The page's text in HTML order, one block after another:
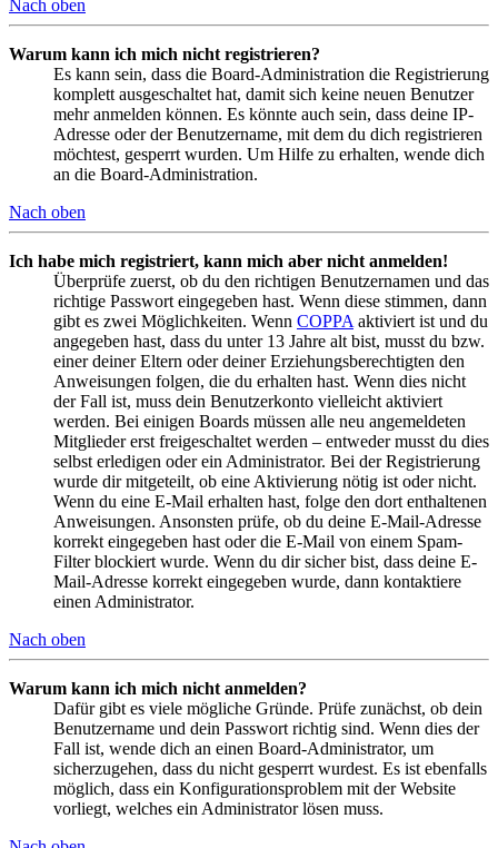
Nach oben
Warum kann ich mich nicht registrieren?
Es kann sein, dass die Board-Administration die Registrierung
komplett ausgeschaltet hat, damit sich keine neuen Benutzer
mehr anmelden können. Es könnte auch sein, dass deine IP-
Adresse oder der Benutzername, mit dem du dich registrieren
möchtest, gesperrt wurden. Um Hilfe zu erhalten, wende dich
an die Board-Administration.
Nach oben
Ich habe mich registriert, kann mich aber nicht anmelden!
Überprüfe zuerst, ob du den richtigen Benutzernamen und das
richtige Passwort eingegeben hast. Wenn diese stimmen, dann
gibt es zwei Möglichkeiten. Wenn COPPA aktiviert ist und du
angegeben hast, dass du unter 13 Jahre alt bist, musst du bzw.
einer deiner Eltern oder deiner Erziehungsberechtigten den
Anweisungen folgen, die du erhalten hast. Wenn dies nicht
der Fall ist, muss dein Benutzerkonto vielleicht aktiviert
werden. Bei einigen Boards müssen alle neu angemeldeten
Mitglieder erst freigeschaltet werden – entweder musst du dies
selbst erledigen oder ein Administrator. Bei der Registrierung
wurde dir mitgeteilt, ob eine Aktivierung nötig ist oder nicht.
Wenn du eine E-Mail erhalten hast, folge den dort enthaltenen
Anweisungen. Ansonsten prüfe, ob du deine E-Mail-Adresse
korrekt eingegeben hast oder die E-Mail von einem Spam-
Filter blockiert wurde. Wenn du dir sicher bist, dass deine E-
Mail-Adresse korrekt eingegeben wurde, dann kontaktiere
einen Administrator.
Nach oben
Warum kann ich mich nicht anmelden?
Dafür gibt es viele mögliche Gründe. Prüfe zunächst, ob dein
Benutzername und dein Passwort richtig sind. Wenn dies der
Fall ist, wende dich an einen Board-Administrator, um
sicherzugehen, dass du nicht gesperrt wurdest. Es ist ebenfalls
möglich, dass ein Konfigurationsproblem mit der Website
vorliegt, welches ein Administrator lösen muss.